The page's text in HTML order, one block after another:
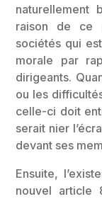
naturellement
raison de ce
sociétés qui
morale par
dirigeants.
ou les
celle-ci doit
serait nier
devant ses
Ensuite,
nouvel article